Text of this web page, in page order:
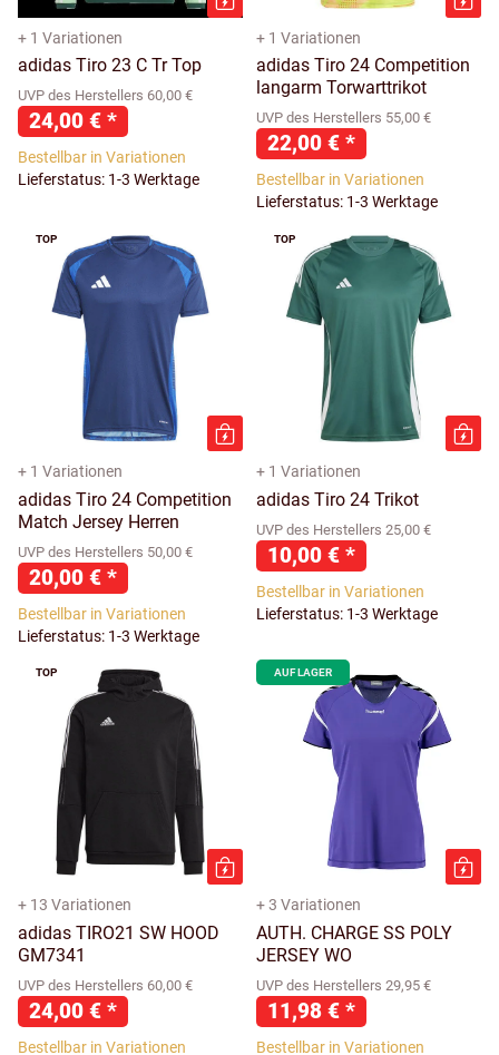
+ 1 Variationen
adidas Tiro 23 C Tr Top
UVP des Herstellers 60,00 €
24,00 € *
Bestellbar in Variationen
Lieferstatus: 1-3 Werktage
+ 1 Variationen
adidas Tiro 24 Competition
langarm Torwarttrikot
UVP des Herstellers 55,00 €
22,00 € *
Bestellbar in Variationen
Lieferstatus: 1-3 Werktage
TOP
+ 1 Variationen
adidas Tiro 24 Competition
Match Jersey Herren
UVP des Herstellers 50,00 €
20,00 € *
Bestellbar in Variationen
Lieferstatus: 1-3 Werktage
TOP
+ 1 Variationen
adidas Tiro 24 Trikot
UVP des Herstellers 25,00 €
10,00 € *
Bestellbar in Variationen
Lieferstatus: 1-3 Werktage
TOP
+ 13 Variationen
adidas TIRO21 SW HOOD
GM7341
UVP des Herstellers 60,00 €
24,00 € *
Bestellbar in Variationen
AUF LAGER
+ 3 Variationen
AUTH. CHARGE SS POLY
JERSEY WO
UVP des Herstellers 29,95 €
11,98 € *
Bestellbar in Variationen